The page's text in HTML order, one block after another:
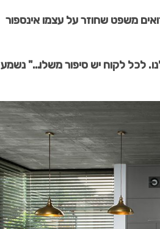
משפט שחוזר על עצמו אינספור
לכל לקוח יש סיפור משלו…" נשמע